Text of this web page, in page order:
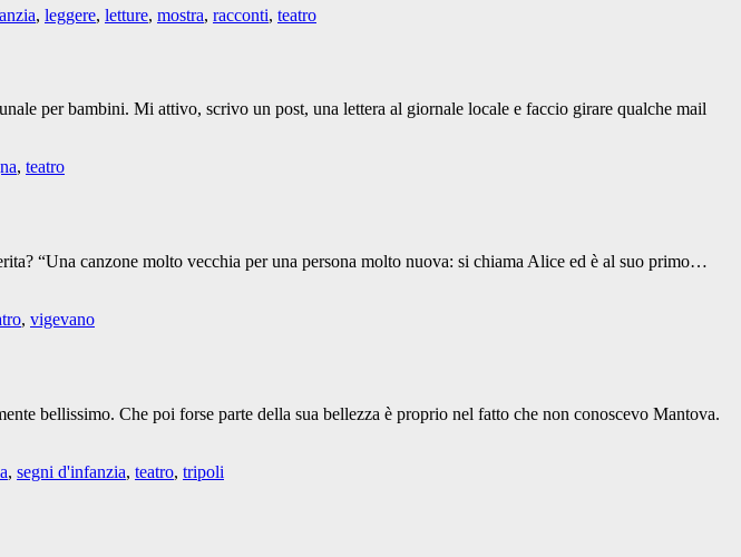
, leggere, letture, mostra, racconti, teatro
per bambini. Mi attivo, scrivo un post, una lettera al giornale locale e faccio girare qualche mail
, teatro
“Una canzone molto vecchia per una persona molto nuova: si chiama Alice ed è al suo primo…
, vigevano
bellissimo. Che poi forse parte della sua bellezza è proprio nel fatto che non conoscevo Mantova.
, segni d'infanzia, teatro, tripoli